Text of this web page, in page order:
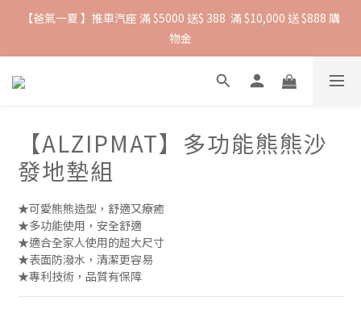
抵抗熱浪必備用品︱滿$2500贈 Farlin EDI超純水溼紙巾
【爸氣一夏 】推車汽座 滿 $5000 送$ 388  滿 $10,000 送 $888 購
物金
抵抗熱浪必備用品︱滿$2500贈 Farlin EDI超純水溼紙巾
【ALZIPMAT】多功能熊熊沙
發地墊組
★可愛熊熊造型，舒適又療癒
★多功能使用，安全舒適
★適合全家人使用的超大尺寸
★表面防潑水，清潔更容易
★專利技術，品質有保障